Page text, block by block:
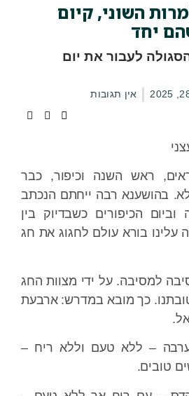
השוני, קיום
יחד
לעבור את יום
אין תגובות
ראש השנה וכיפור, כבר
לא. בהושענא רבה ייחתם הנכתב
הכיפורים כשבדיוק בין
עלינו בורא עולם לחגוג את חג
למסיבה. על ידי מצוות החג
כך מובא במדרש: ארבעת
– ללא טעם וללא ריח –
טובים.